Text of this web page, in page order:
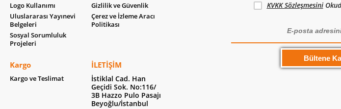
Logo Kullanımı
Uluslararası Yayınevi
Belgeleri
Sosyal Sorumluluk
Projeleri
Gizlilik ve Güvenlik
Çerez ve İzleme Aracı
Politikası
Kargo
Kargo ve Teslimat
İLETIŞIM
İstiklal Cad. Han
Geçidi Sok. No:116/
3B Hazzo Pulo Pasajı
Beyoğlu/İstanbul
KVKK Sözleşmesini